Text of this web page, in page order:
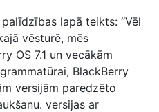
lapā teikts: “Vēl
vēsturē, mēs
OS 7.1 un vecākām
BlackBerry
versijām paredzēto
versijas ar